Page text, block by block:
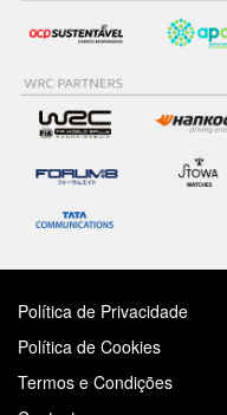
Política de Privacidade
Política de Cookies
Termos e Condições